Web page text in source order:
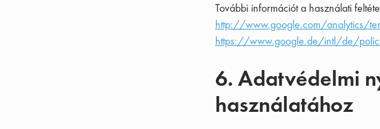
További információt a használati
http://www.google.com/analytics/
https://www.google.de/intl/de/
6. Adatvédelmi
használatához